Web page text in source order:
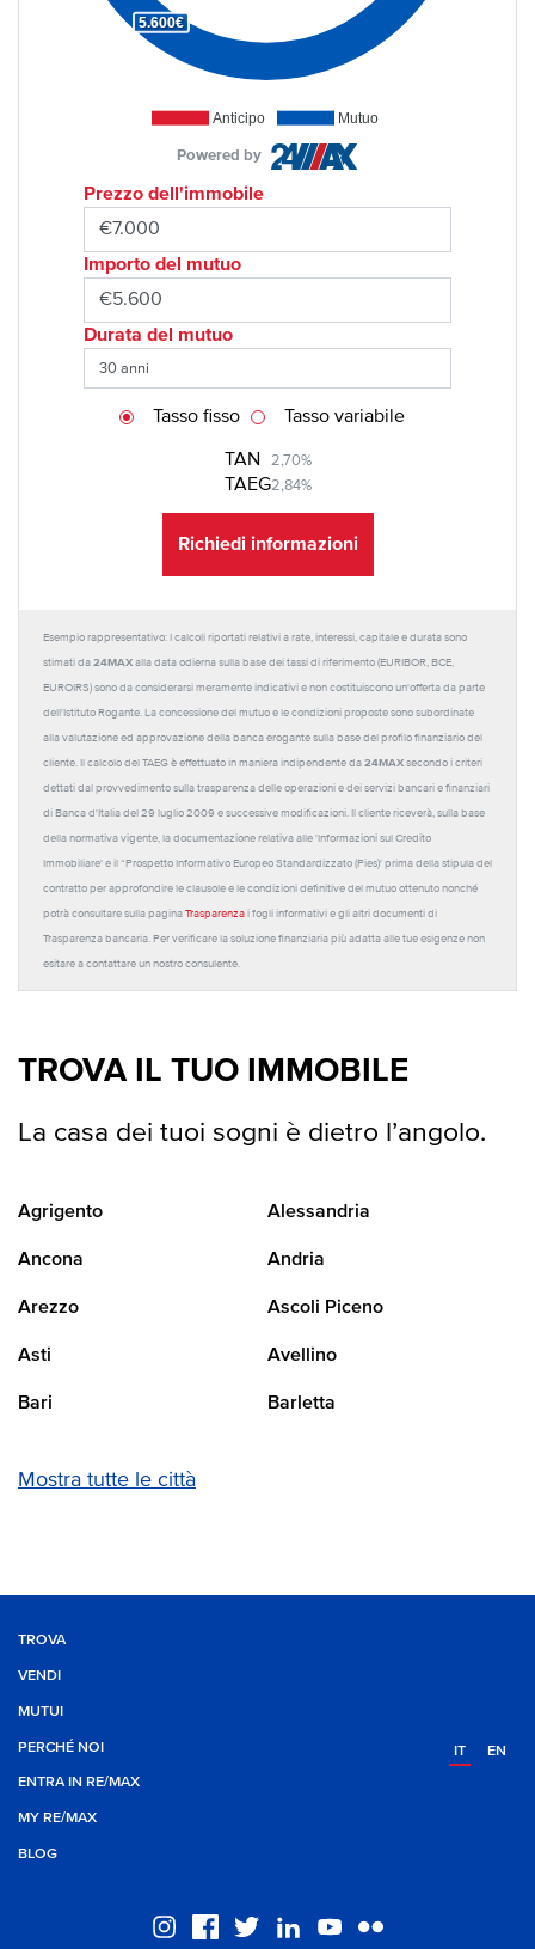
Anticipo Mutuo
5.600€
Powered by
Prezzo dell'immobile
Importo del mutuo
Durata del mutuo
TAN 2,70%
TAEG2,84%
Tasso fisso Tasso variabile
Richiedi informazioni
Esempio rappresentativo: I calcoli riportati relativi a rate, interessi, capitale e durata sono
stimati da 24MAX alla data odierna sulla base dei tassi di riferimento (EURIBOR, BCE,
EUROIRS) sono da considerarsi meramente indicativi e non costituiscono un'offerta da parte
dell'Istituto Rogante. La concessione del mutuo e le condizioni proposte sono subordinate
alla valutazione ed approvazione della banca erogante sulla base del profilo finanziario del
cliente. Il calcolo del TAEG è effettuato in maniera indipendente da 24MAX secondo i criteri
dettati dal provvedimento sulla trasparenza delle operazioni e dei servizi bancari e finanziari
di Banca d'Italia del 29 luglio 2009 e successive modificazioni. Il cliente riceverà, sulla base
della normativa vigente, la documentazione relativa alle 'Informazioni sul Credito
Immobiliare' e il “Prospetto Informativo Europeo Standardizzato (Pies)' prima della stipula del
contratto per approfondire le clausole e le condizioni definitive del mutuo ottenuto nonché
potrà consultare sulla pagina Trasparenza i fogli informativi e gli altri documenti di
Trasparenza bancaria. Per verificare la soluzione finanziaria più adatta alle tue esigenze non
esitare a contattare un nostro consulente.
TROVA IL TUO IMMOBILE
La casa dei tuoi sogni è dietro l’angolo.
Agrigento Alessandria
Ancona Andria
Arezzo Ascoli Piceno
Asti Avellino
Bari Barletta
Mostra tutte le città
TROVA
VENDI
MUTUI
PERCHÉ NOI
ENTRA IN RE/MAX
MY RE/MAX
BLOG
IT EN